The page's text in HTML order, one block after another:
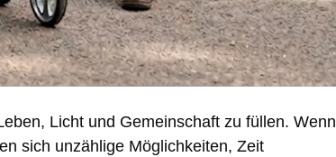
Licht und Gemeinschaft zu füllen. Wenn
sich unzählige Möglichkeiten, Zeit